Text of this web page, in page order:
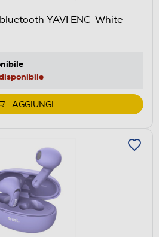
YAVI ENC-White
AGGIUNGI